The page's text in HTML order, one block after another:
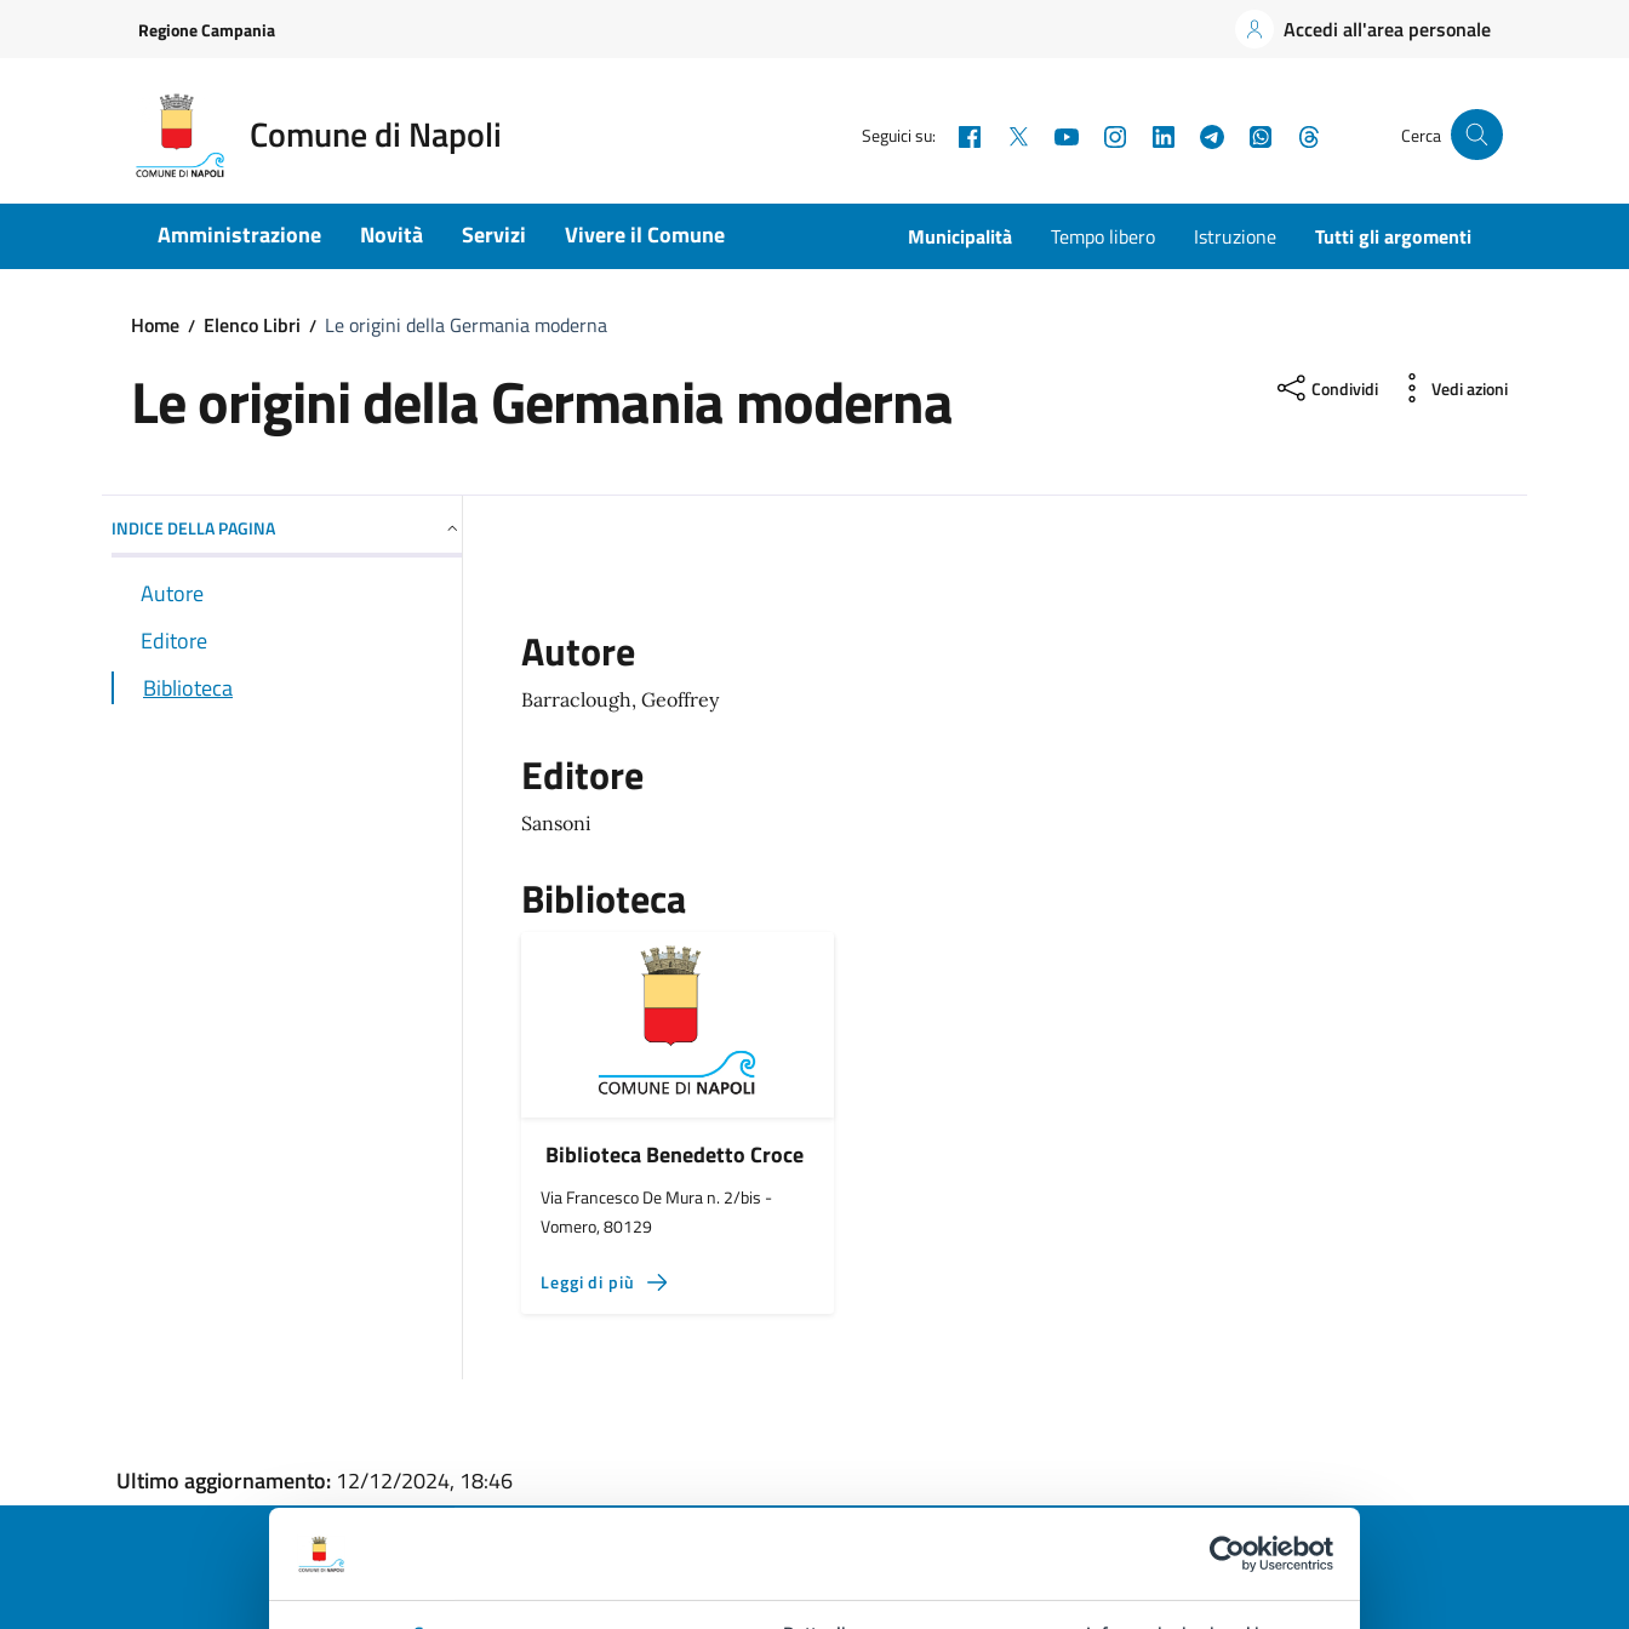
Regione Campania Accedi all'area personale
Comune di Napoli Seguici su: Facebook YouTubeInstagramLinkedInTelegramWhatsApp Cerca
Amministrazione Novità Servizi Vivere il Comune Municipalità Tempo libero Istruzione Tutti gli argomenti
Home Elenco Libri Le origini della Germania moderna
Le origini della Germania moderna Condividi Vedi azioni
INDICE DELLA PAGINA
Autore
Editore
Biblioteca
Autore
Barraclough, Geoffrey
Editore
Sansoni
Biblioteca
Biblioteca Benedetto Croce
Via Francesco De Mura n. 2/bis -
Vomero, 80129
Leggi di più
Ultimo aggiornamento: 12/12/2024, 18:46